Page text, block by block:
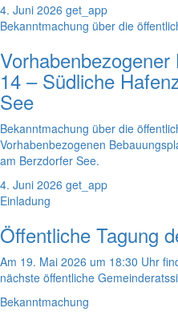
4. Juni 2026 get_app
Bekanntmachung über die
Vorhabenbezogener
14 – Südliche
See
Bekanntmachung über die
Vorhabenbezogenen
am Berzdorfer See.
4. Juni 2026 get_app
Einladung
Öffentliche Tagung
Am 19. Mai 2026 um 18:30 Uhr
nächste öffentliche
Bekanntmachung